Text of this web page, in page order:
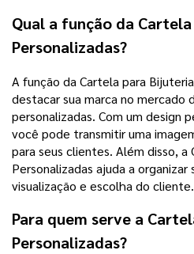
Qual a função da
Personalizadas?
A função da Cartela para
destacar sua marca no mercado
personalizadas. Com um design
você pode transmitir uma
para seus clientes. Além disso, a
Personalizadas ajuda a
visualização e escolha do cliente.
Para quem serve a
Personalizadas?